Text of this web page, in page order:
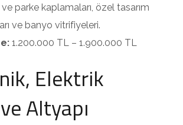
ve parke kaplamaları, özel tasarım
ve banyo vitrifiyeleri.
1.200.000 TL – 1.900.000 TL
Elektrik
Altyapı